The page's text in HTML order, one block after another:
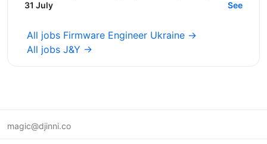
для автоматизації платежів, нарахувань і цифрових
31 July See
All jobs Firmware Engineer Ukraine →
All jobs J&Y →
magic@djinni.co